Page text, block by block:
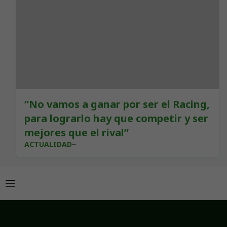
“No vamos a ganar por ser el Racing,
para lograrlo hay que competir y ser
mejores que el rival”
ACTUALIDAD